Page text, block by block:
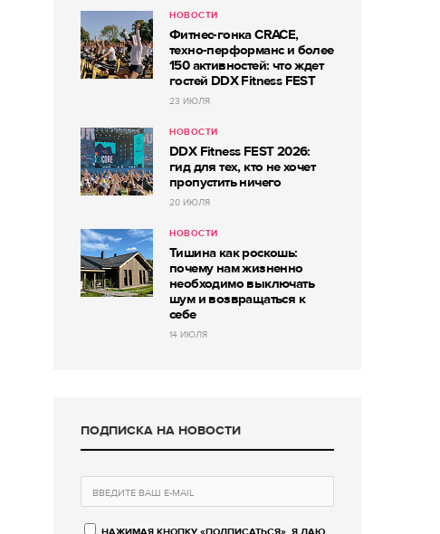
НОВОСТИ
Фитнес-гонка CRACE,
техно-перформанс и более
150 активностей: что ждет
гостей DDX Fitness FEST
23 ИЮЛЯ
НОВОСТИ
DDX Fitness FEST 2026:
гид для тех, кто не хочет
пропустить ничего
20 ИЮЛЯ
НОВОСТИ
Тишина как роскошь:
почему нам жизненно
необходимо выключать
шум и возвращаться к
себе
14 ИЮЛЯ
ПОДПИСКА НА НОВОСТИ